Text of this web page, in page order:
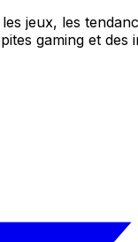
jeux, les
gaming et des